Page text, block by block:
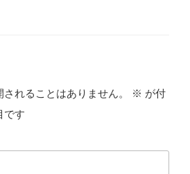
れることはありません。 ※ が付
です